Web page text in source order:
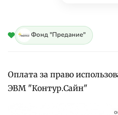
Фонд "Предание"
Оплата за право
ЭВМ "Контур.Сайн"